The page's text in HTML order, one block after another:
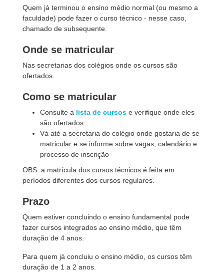
Quem já terminou o ensino médio normal (ou mesmo a
faculdade) pode fazer o curso técnico - nesse caso,
chamado de subsequente.
Onde se matricular
Nas secretarias dos colégios onde os cursos são
ofertados.
Como se matricular
Consulte a lista de cursos e verifique onde eles
são ofertados
Vá até a secretaria do colégio onde gostaria de se
matricular e se informe sobre vagas, calendário e
processo de inscrição
OBS: a matrícula dos cursos técnicos é feita em
períodos diferentes dos cursos regulares.
Prazo
Quem estiver concluindo o ensino fundamental pode
fazer cursos integrados ao ensino médio, que têm
duração de 4 anos.
Para quem já concluiu o ensino médio, os cursos têm
duração de 1 a 2 anos.